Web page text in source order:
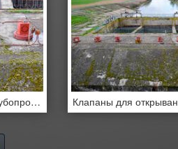
Клапаны для открывания трубопроводов водонасосной станции.